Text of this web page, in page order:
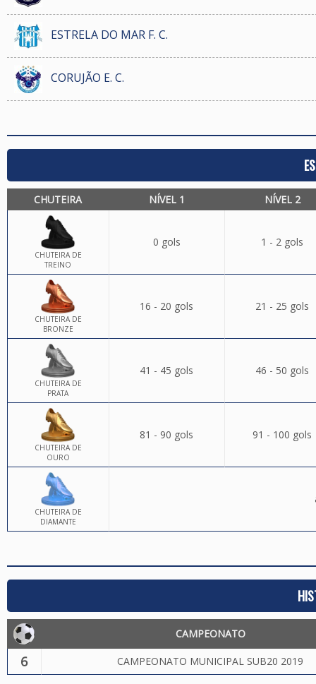
ESTRELA DO MAR F. C.
CORUJÃO E. C.
CHUTEIRA NÍVEL 1 NÍVEL 2
CHUTEIRA DE
TREINO
0 gols 1 - 2 gols
CHUTEIRA DE
BRONZE
16 - 20 gols 21 - 25 gols
CHUTEIRA DE
PRATA
41 - 45 gols 46 - 50 gols
CHUTEIRA DE
OURO
81 - 90 gols 91 - 100 gols
CHUTEIRA DE
DIAMANTE
CAMPEONATO
6 CAMPEONATO MUNICIPAL SUB20 2019